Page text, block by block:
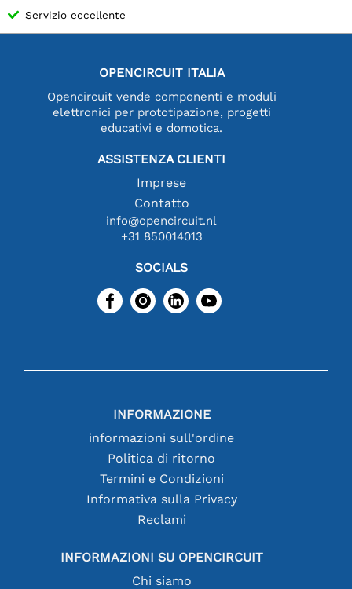
Servizio eccellente
OPENCIRCUIT ITALIA
Opencircuit vende componenti e moduli
elettronici per prototipazione, progetti
educativi e domotica.
ASSISTENZA CLIENTI
Imprese
Contatto
info@opencircuit.nl
+31 850014013
SOCIALS
INFORMAZIONE
informazioni sull'ordine
Politica di ritorno
Termini e Condizioni
Informativa sulla Privacy
Reclami
INFORMAZIONI SU OPENCIRCUIT
Chi siamo